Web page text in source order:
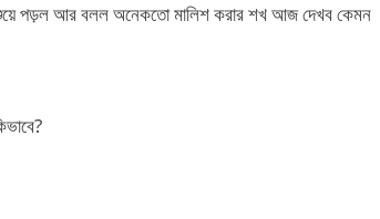
শুয়ে পড়ল আর বলল অনেকতো মালিশ করার শখ আজ দেখব কেমন